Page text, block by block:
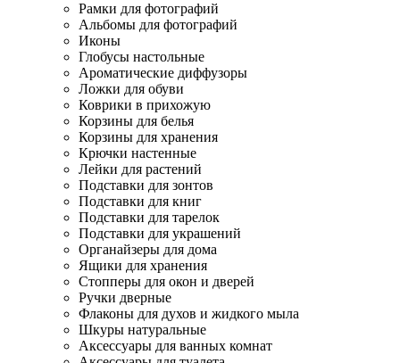
Рамки для фотографий
Альбомы для фотографий
Иконы
Глобусы настольные
Ароматические диффузоры
Ложки для обуви
Коврики в прихожую
Корзины для белья
Корзины для хранения
Крючки настенные
Лейки для растений
Подставки для зонтов
Подставки для книг
Подставки для тарелок
Подставки для украшений
Органайзеры для дома
Ящики для хранения
Стопперы для окон и дверей
Ручки дверные
Флаконы для духов и жидкого мыла
Шкуры натуральные
Аксессуары для ванных комнат